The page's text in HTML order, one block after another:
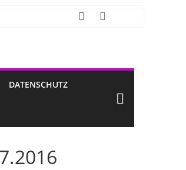
DATENSCHUTZ